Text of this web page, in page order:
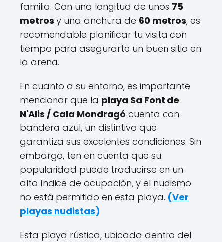
familia. Con una longitud de unos 75
metros y una anchura de 60 metros, es
recomendable planificar tu visita con
tiempo para asegurarte un buen sitio en
la arena.
En cuanto a su entorno, es importante
mencionar que la playa Sa Font de
N'Alis / Cala Mondragó cuenta con
bandera azul, un distintivo que
garantiza sus excelentes condiciones. Sin
embargo, ten en cuenta que su
popularidad puede traducirse en un
alto índice de ocupación, y el nudismo
no está permitido en esta playa. (Ver
playas nudistas)
Esta playa rústica, ubicada dentro del